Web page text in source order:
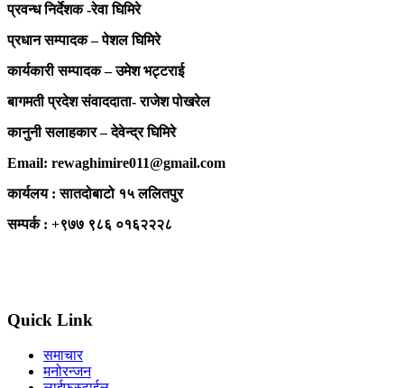
प्रवन्ध निर्देशक -रेवा घिमिरे
प्रधान सम्पादक – पेशल घिमिरे
कार्यकारी सम्पादक – उमेश भट्टराई
बागमती प्रदेश संवाददाता- राजेश पोखरेल
कानुनी सलाहकार – देवेन्द्र घिमिरे
Email: rewaghimire011@gmail.com
कार्यलय : सातदोबाटो १५ ललितपुर
सम्पर्क : +९७७ ९८६ ०१६२२२८
Quick Link
समाचार
मनोरन्जन